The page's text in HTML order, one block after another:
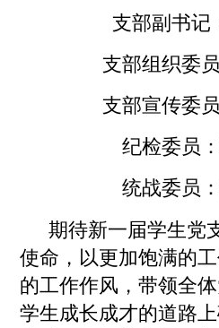
支部副书记
支部组织委
支部宣传委
纪检委员
统战委员
期待新一届学生党
使命，以更加饱满的
的工作作风，带领全
学生成长成才的道路